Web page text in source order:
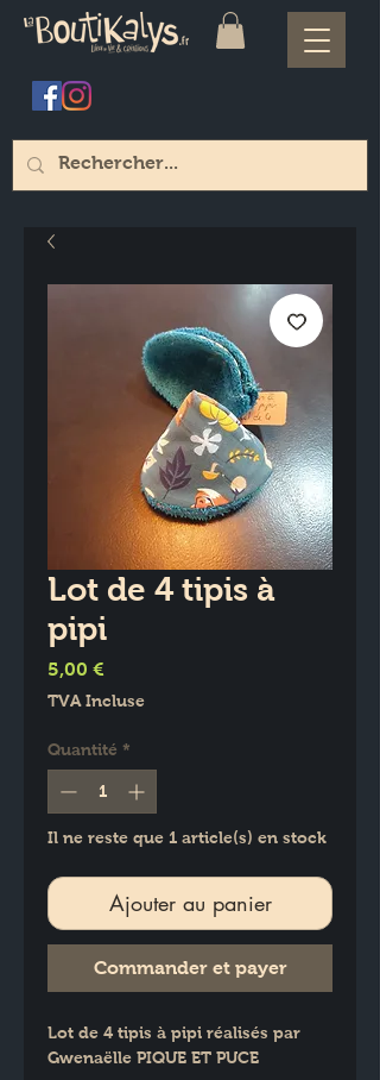
Lot de 4 tipis à
pipi
5,00 €
TVA Incluse
Quantité *
Il ne reste que 1 article(s) en stock
Ajouter au panier
Commander et payer
Lot de 4 tipis à pipi réalisés par
Gwenaëlle PIQUE ET PUCE